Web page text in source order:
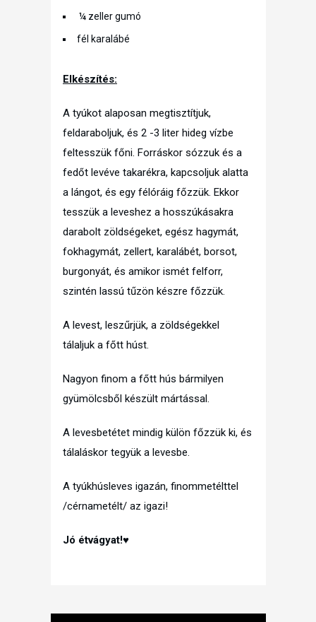
¼ zeller gumó
fél karalábé
Elkészítés:
A tyúkot alaposan megtisztítjuk,
feldaraboljuk, és 2 -3 liter hideg vízbe
feltesszük főni. Forráskor sózzuk és a
fedőt levéve takarékra, kapcsoljuk alatta
a lángot, és egy félóráig főzzük. Ekkor
tesszük a leveshez a hosszúkásakra
darabolt zöldségeket, egész hagymát,
fokhagymát, zellert, karalábét, borsot,
burgonyát, és amikor ismét felforr,
szintén lassú tűzön készre főzzük.
A levest, leszűrjük, a zöldségekkel
tálaljuk a főtt húst.
Nagyon finom a főtt hús bármilyen
gyümölcsből készült mártással.
A levesbetétet mindig külön főzzük ki, és
tálaláskor tegyük a levesbe.
A tyúkhúsleves igazán, finommetélttel
/cérnametélt/ az igazi!
Jó étvágyat!♥